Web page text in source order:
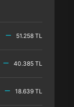
51.258 TL
40.385 TL
18.639 TL